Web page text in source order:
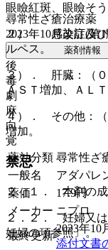
眼瞼紅斑、眼瞼そ
２）． 感染症及び
ルペス。
３）． 肝臓：（０
ＡＳＴ増加、ＡＬ
４）． その他：（
増加。
禁忌
２．１． 本剤の成
２．２． 妊婦又は
妊婦の項参照〕。
尋常性ざ瘡治療薬
2023年10月改訂(第
薬剤情報
後
毒
劇
麻
向
覚
薬効分類 尋常性ざ
一般名
アダパレ
薬価
17.9円
メーカー ニプロ
最終更新
2023年10
添付文書